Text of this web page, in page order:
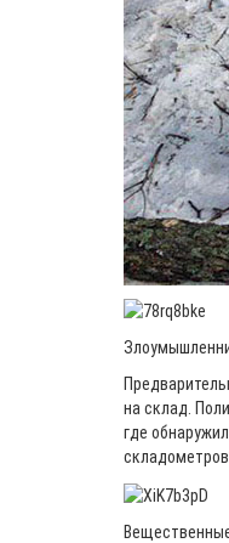
на склад.
где
складометров